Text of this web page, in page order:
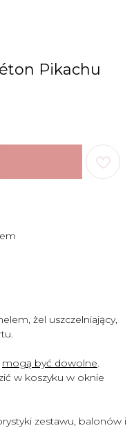
Pikachu
żel uszczelniający,
mogą być dowolne.
w koszyku w oknie
zestawu, balonów i